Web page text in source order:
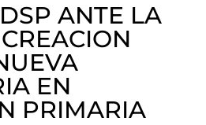
ANTE LA
EN
PRIMARIA